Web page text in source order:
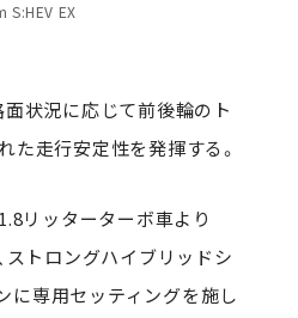
S:HEV EX
状況に応じて前後輪のト
た走行安定性を発揮する。
リッターターボ車より
ストロングハイブリッドシ
に専用セッティングを施し